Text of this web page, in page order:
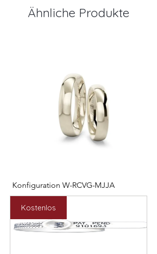
Ähnliche Produkte
Konfiguration W-RCVG-MJJA
Preis
2.531,00 €
Preis
Kostenlos